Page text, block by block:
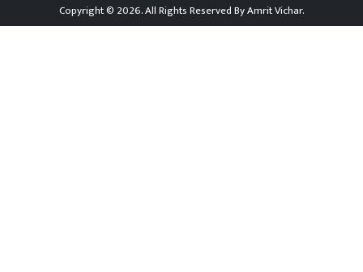
Copyright © 2026. All Rights Reserved ByAmrit Vichar.